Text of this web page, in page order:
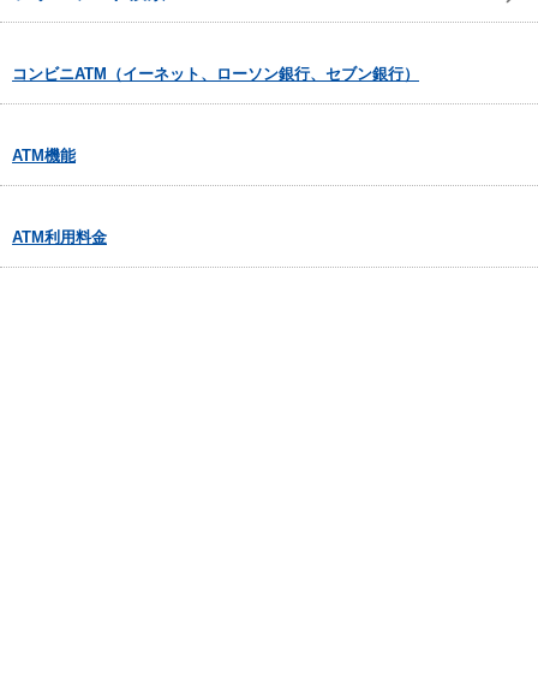
コンビニATM（イーネット、ローソン銀行、セブン銀行）
ATM機能
ATM利用料金